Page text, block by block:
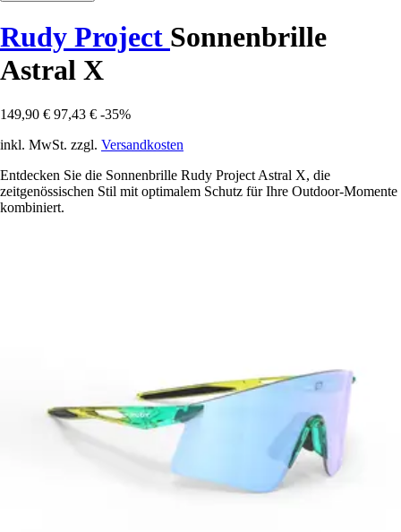
Rudy Project Sonnenbrille
Astral X
149,90 € 97,43 € -35%
inkl. MwSt. zzgl. Versandkosten
Entdecken Sie die Sonnenbrille Rudy Project Astral X, die
zeitgenössischen Stil mit optimalem Schutz für Ihre Outdoor-Momente
kombiniert.